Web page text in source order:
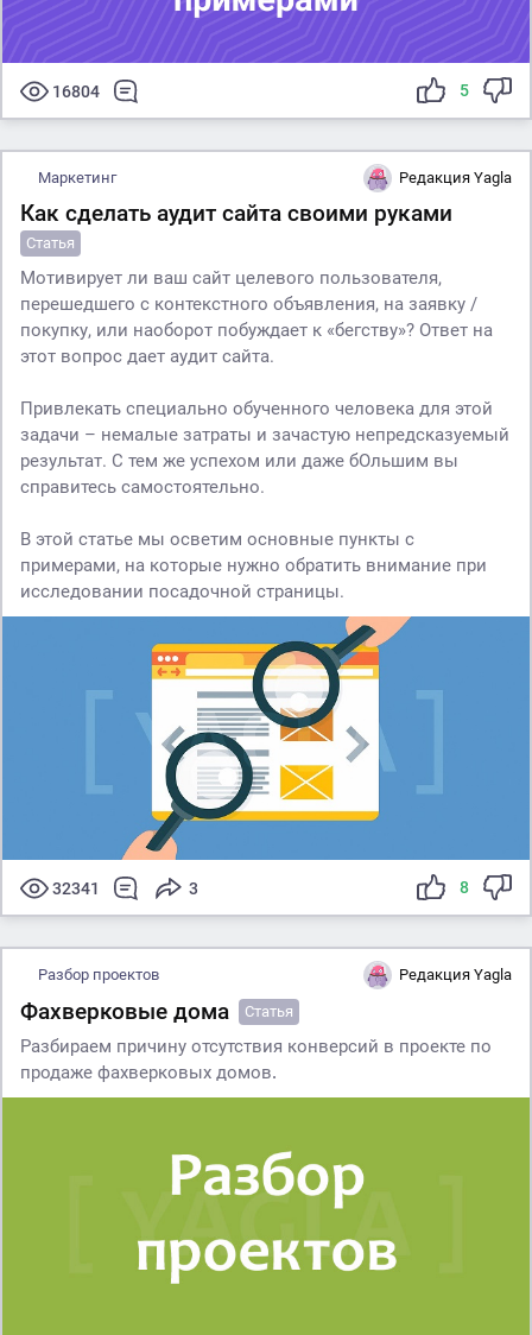
16804 5
Маркетинг Редакция Yagla
Как сделать аудит сайта своими руками
Статья
Мотивирует ли ваш сайт целевого пользователя,
перешедшего с контекстного объявления, на заявку /
покупку, или наоборот побуждает к «бегству»? Ответ на
этот вопрос дает аудит сайта.
Привлекать специально обученного человека для этой
задачи – немалые затраты и зачастую непредсказуемый
результат. С тем же успехом или даже бОльшим вы
справитесь самостоятельно.
В этой статье мы осветим основные пункты с
примерами, на которые нужно обратить внимание при
исследовании посадочной страницы.
32341 3 8
Разбор проектов Редакция Yagla
Фахверковые дома Статья
Разбираем причину отсутствия конверсий в проекте по
продаже фахверковых домов.